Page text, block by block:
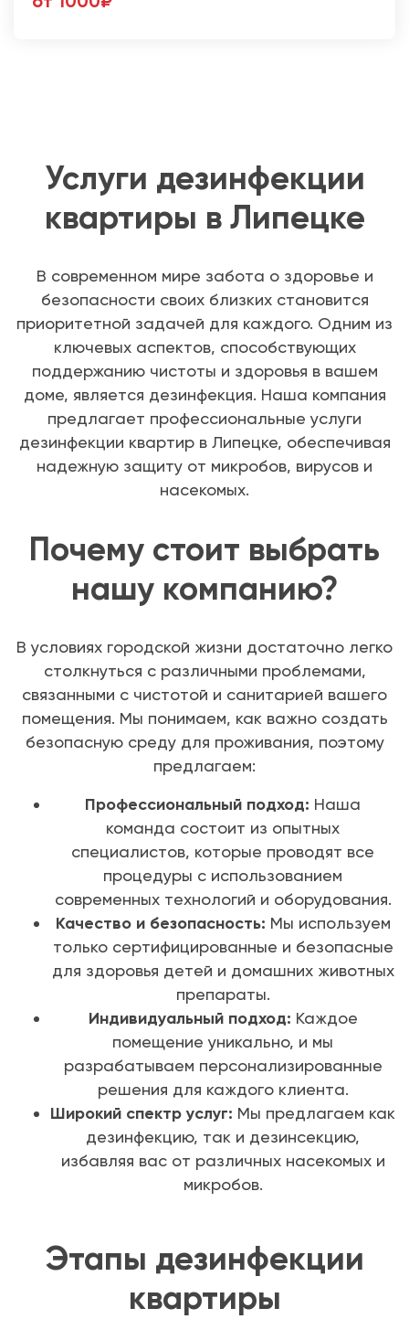
Услуги дезинфекции
квартиры в Липецке
В современном мире забота о здоровье и
безопасности своих близких становится
приоритетной задачей для каждого. Одним из
ключевых аспектов, способствующих
поддержанию чистоты и здоровья в вашем
доме, является дезинфекция. Наша компания
предлагает профессиональные услуги
дезинфекции квартир в Липецке, обеспечивая
надежную защиту от микробов, вирусов и
насекомых.
Почему стоит выбрать
нашу компанию?
В условиях городской жизни достаточно легко
столкнуться с различными проблемами,
связанными с чистотой и санитарией вашего
помещения. Мы понимаем, как важно создать
безопасную среду для проживания, поэтому
предлагаем:
Профессиональный подход: Наша
команда состоит из опытных
специалистов, которые проводят все
процедуры с использованием
современных технологий и оборудования.
Качество и безопасность: Мы используем
только сертифицированные и безопасные
для здоровья детей и домашних животных
препараты.
Индивидуальный подход: Каждое
помещение уникально, и мы
разрабатываем персонализированные
решения для каждого клиента.
Широкий спектр услуг: Мы предлагаем как
дезинфекцию, так и дезинсекцию,
избавляя вас от различных насекомых и
микробов.
Этапы дезинфекции
квартиры